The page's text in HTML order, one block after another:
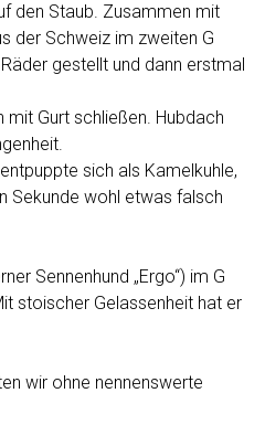
den Staub. Zusammen mit
der Schweiz im zweiten G
gestellt und dann erstmal
mit Gurt schließen. Hubdach
sich als Kamelkuhle,
Sekunde wohl etwas falsch
Sennenhund „Ergo“) im G
stoischer Gelassenheit hat er
wir ohne nennenswerte